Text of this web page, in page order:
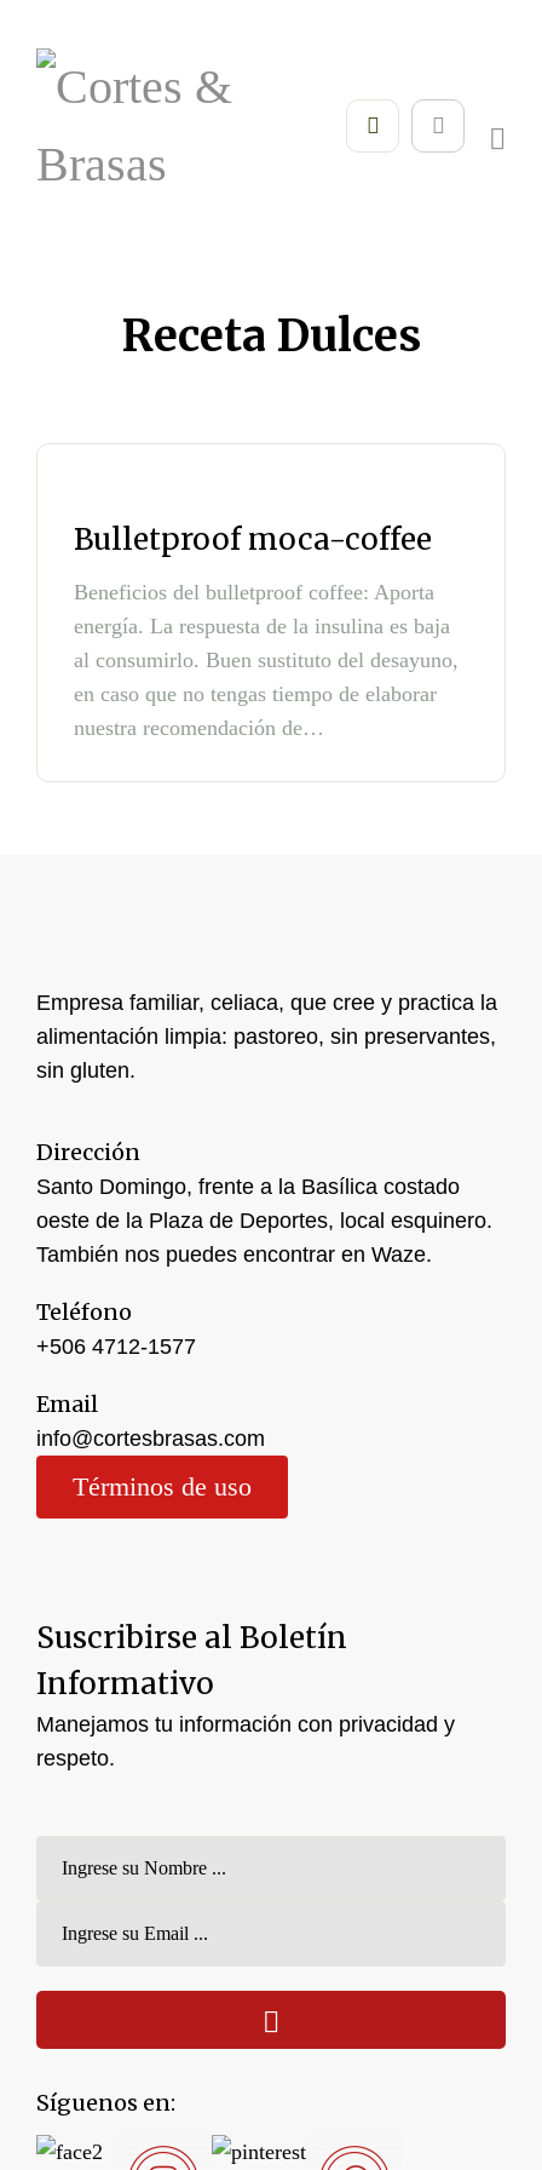
Receta Dulces
Bulletproof moca-coffee
Beneficios del bulletproof coffee: Aporta
energía. La respuesta de la insulina es baja
al consumirlo. Buen sustituto del desayuno,
en caso que no tengas tiempo de elaborar
nuestra recomendación de…
Empresa familiar, celiaca, que cree y practica la
alimentación limpia: pastoreo, sin preservantes,
sin gluten.
Dirección
Santo Domingo, frente a la Basílica costado
oeste de la Plaza de Deportes, local esquinero.
También nos puedes encontrar en Waze.
Teléfono
+506 4712-1577
Email
info@cortesbrasas.com
Términos de uso
Suscribirse al Boletín
Informativo
Manejamos tu información con privacidad y
respeto.
Síguenos en: